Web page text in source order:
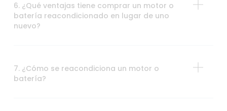
6. ¿Qué ventajas tiene comprar un motor o
batería reacondicionado en lugar de uno
nuevo?
7. ¿Cómo se reacondiciona un motor o
batería?